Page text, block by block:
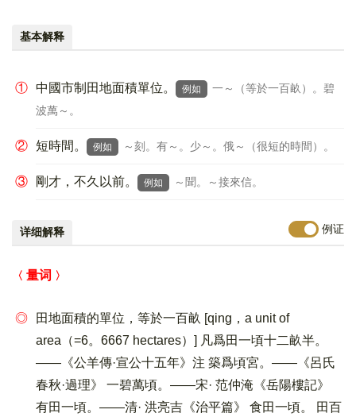
基本解释
① 中國市制田地面積單位。 例如
一～（等於一百畝）。碧
波萬～。
② 短時間。 例如 ～刻。有～。少～。俄～（很短的時間）。
③ 剛才，不久以前。 例如 ～聞。～接來信。
详细解释 例证
量词
◎
田地面積的單位，等於一百畝 [qing，a unit of
area（=6。6667 hectares）] 凡爲田一頃十二畝半。
——《公羊傳·宣公十五年》注 築爲頃宮。——《呂氏
春秋·過理》 一碧萬頃。——宋· 范仲淹《岳陽樓記》
有田一頃。——清· 洪亮吉《治平篇》 食田一頃。 田百